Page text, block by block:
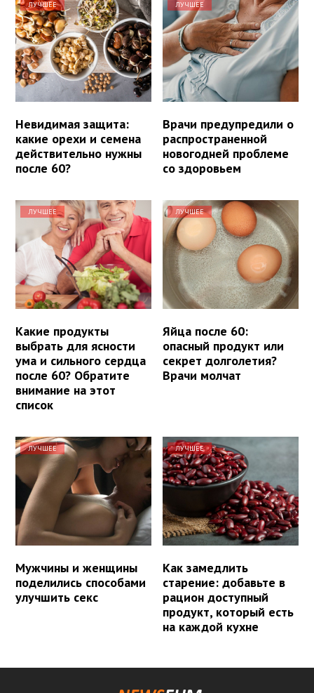
ЛУЧШЕЕ
Невидимая защита:
какие орехи и семена
действительно нужны
после 60?
ЛУЧШЕЕ
Врачи предупредили о
распространенной
новогодней проблеме
со здоровьем
ЛУЧШЕЕ
Какие продукты
выбрать для ясности
ума и сильного сердца
после 60? Обратите
внимание на этот
список
ЛУЧШЕЕ
Яйца после 60:
опасный продукт или
секрет долголетия?
Врачи молчат
ЛУЧШЕЕ
Мужчины и женщины
поделились способами
улучшить секс
ЛУЧШЕЕ
Как замедлить
старение: добавьте в
рацион доступный
продукт, который есть
на каждой кухне